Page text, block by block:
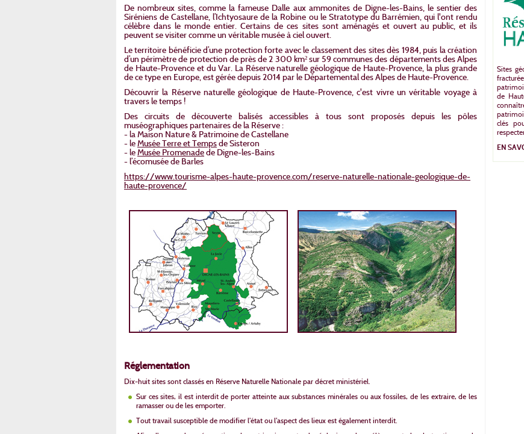
Sites
de
clés
EN
De nombreux sites, comme la fameuse Dalle aux ammonites de Digne-les-Bains, le sentier des
Siréniens de Castellane, l’Ichtyosaure de la Robine ou le Stratotype du Barrémien, qui l'ont rendu
célèbre dans le monde entier. Certains de ces sites sont aménagés et ouvert au public, et ils
peuvent se visiter comme un véritable musée à ciel ouvert.
Le territoire bénéficie d’une protection forte avec le classement des sites dès 1984, puis la création
d’un périmètre de protection de près de 2 300 km² sur 59 communes des départements des Alpes
de Haute-Provence et du Var. La Réserve naturelle géologique de Haute-Provence, la plus grande
de ce type en Europe, est gérée depuis 2014 par le Départemental des Alpes de Haute-Provence.
Découvrir la Réserve naturelle géologique de Haute-Provence, c'est vivre un véritable voyage à
travers le temps !
Des circuits de découverte balisés accessibles à tous sont proposés depuis les pôles
muséographiques partenaires de la Réserve :
- la Maison Nature & Patrimoine de Castellane
- leMusée Terre et Tempsde Sisteron
- leMusée Promenadede Digne-les-Bains
- l’écomusée de Barles
https://www.tourisme-alpes-haute-provence.com/reserve-naturelle-nationale-geologique-de-
haute-provence/
Réglementation
Dix-huit sites sont classés en Réserve Naturelle Nationale par décret ministériel.
Sur ces sites, il est interdit de porter atteinte aux substances minérales ou aux fossiles, de les extraire, de les
ramasser ou de les emporter.
Tout travail susceptible de modifier l’état ou l’aspect des lieux est également interdit.